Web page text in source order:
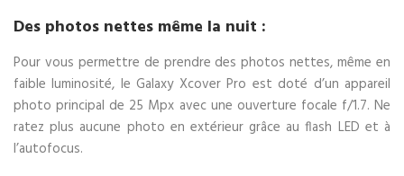
Des photos nettes même la nuit :
Pour vous permettre de prendre des photos nettes, même en
faible luminosité, le Galaxy Xcover Pro est doté d’un appareil
photo principal de 25 Mpx avec une ouverture focale f/1.7. Ne
ratez plus aucune photo en extérieur grâce au flash LED et à
l’autofocus.